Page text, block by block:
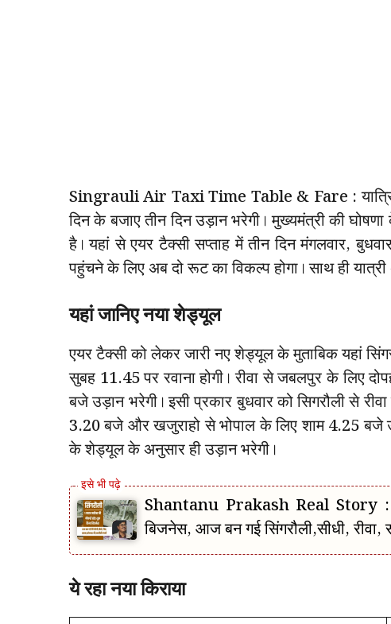
Singrauli Air Taxi Time Table & Fare :
दिन के बजाए तीन दिन उड़ान भरेगी। मुख्यमंत्री की
है। यहां से एयर टैक्सी सप्ताह में तीन दिन मंगलवार,
पहुंचने के लिए अब दो रूट का विकल्प होगा। साथ ही
यहां जानिए नया शेड्यूल
एयर टैक्सी को लेकर जारी नए शेड्यूल के मुताबिक यहां
सुबह 11.45 पर रवाना होगी। रीवा से जबलपुर के लिए
बजे उड़ान भरेगी। इसी प्रकार बुधवार को सिगरौली से
3.20 बजे और खजुराहो से भोपाल के लिए शाम 4.25 बजे
के शेड्यूल के अनुसार ही उड़ान भरेगी।
Shantanu Prakash Real Story :
बिजनेस, आज बन गई सिंगरौली,सीधी,
ये रहा नया किराया